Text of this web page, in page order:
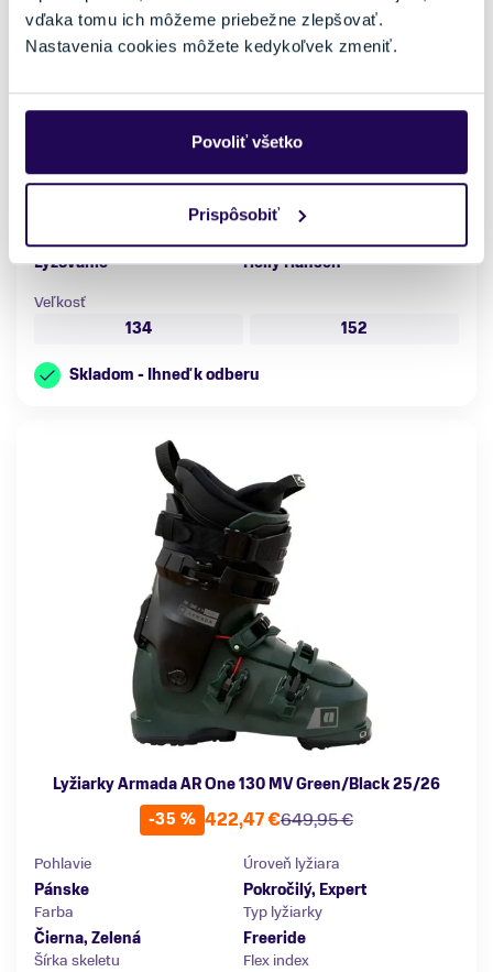
vďaka tomu ich môžeme priebežne zlepšovať.
Nastavenia cookies môžete kedykoľvek zmeniť.
Povoliť všetko
Prispôsobiť
Lyžiarska bunda Helly Hansen JR Summit 2.0 Jacket Navy
-35 %
190,00 €
123,50 €
Pohlavie
Farba
Modrá
Lyžovanie
Helly Hansen
Veľkosť
134
152
Skladom - Ihneď k odberu
Lyžiarky Armada AR One 130 MV Green/Black 25/26
-35 %
649,95 €
422,47 €
Pohlavie
Pánske
Úroveň lyžiara
Pokročilý, Expert
Farba
Čierna, Zelená
Typ lyžiarky
Freeride
Šírka skeletu
Flex index